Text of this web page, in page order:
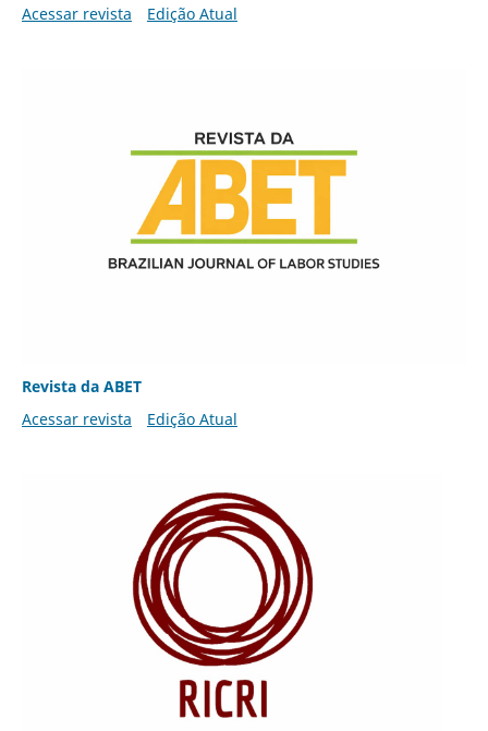
Acessar revista Edição Atual
Revista da ABET
Acessar revista
Edição Atual